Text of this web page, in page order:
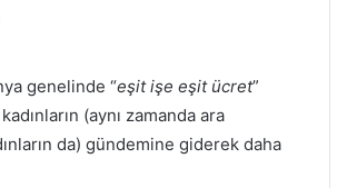
genelinde “eşit işe eşit ücret”
(aynı zamanda ara
da) gündemine giderek daha